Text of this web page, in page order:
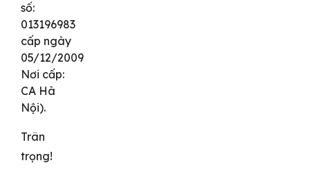
số:
013196983
cấp ngày
05/12/2009
Nơi cấp:
CA Hà
Nội).
Trân
trọng!